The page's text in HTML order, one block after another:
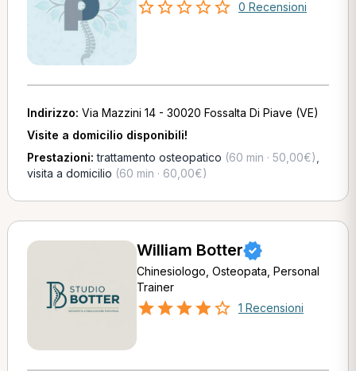
0 Recensioni
Indirizzo: Via Mazzini 14 - 30020 Fossalta Di Piave (VE)
Visite a domicilio disponibili!
Prestazioni:trattamento osteopatico (60 min · 50,00€)
visita a domicilio (60 min · 60,00€)
William Botter
Chinesiologo, Osteopata, Personal
Trainer
1 Recensioni